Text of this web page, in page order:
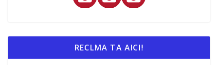
RECLMA TA AICI!